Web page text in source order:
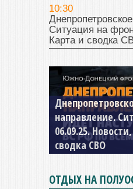
10:30
Ситуация на
Карта и сводка
направление.
04.09.25
сводка СВО
ОТДЫХ НА